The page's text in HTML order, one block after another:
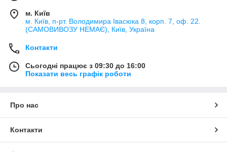
м. Київ
м. Київ, п-рт. Володимира Івасюка 8, корп. 7, оф. 22.
(САМОВИВОЗУ НЕМАЄ), Київ, Україна
Контакти
Сьогодні працює з 09:30 до 16:00
Показати весь графік роботи
Про нас
Контакти